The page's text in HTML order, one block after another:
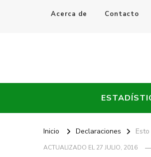
Acerca de Contacto
Every Fútbol
Inicio Declaraciones
ACTUALIZADO EL27 JULIO, 2016